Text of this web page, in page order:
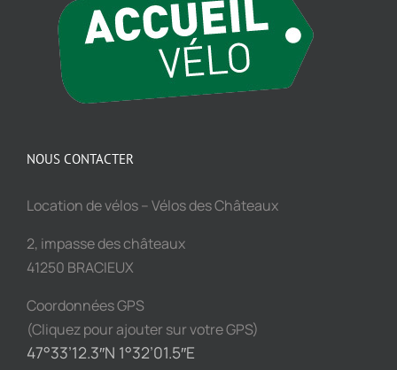
NOUS CONTACTER
Location de vélos – Vélos des Châteaux
2, impasse des châteaux
41250 BRACIEUX
Coordonnées GPS
(Cliquez pour ajouter sur votre GPS)
47°33’12.3″N 1°32’01.5″E